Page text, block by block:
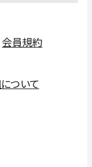
会員規約
ついて